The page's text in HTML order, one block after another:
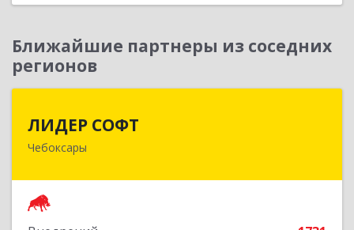
Ближайшие партнеры из соседних
регионов
ЛИДЕР СОФТ
Чебоксары428018, Чувашская Республика - Чувашия,